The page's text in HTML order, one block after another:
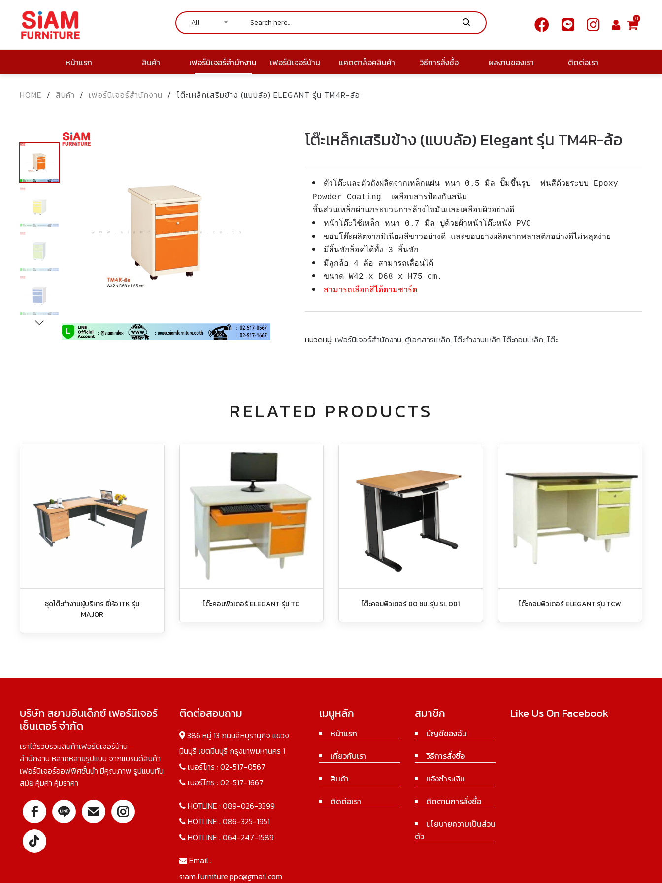
0
หน้าแรก สินค้า เฟอร์นิเจอร์สำนักงาน เฟอร์นิเจอร์บ้าน แคตตาล็อคสินค้า วิธีการสั่งซื้อ ผลงานของเรา ติดต่อเรา
HOME / สินค้า / เฟอร์นิเจอร์สำนักงาน / โต๊ะเหล็กเสริมข้าง (แบบล้อ) ELEGANT รุ่น TM4R-ล้อ
โต๊ะเหล็กเสริมข้าง (แบบล้อ) Elegant รุ่น TM4R-ล้อ
ตัวโต๊ะและตัวถังผลิตจากเหล็กแผ่น หนา 0.5 มิล ปั๊มขึ้นรูป พ่นสีด้วยระบบ Epoxy
Powder Coating เคลือบสารป้องกันสนิม
ชิ้นส่วนเหล็กผ่านกระบวนการล้างไขมันและเคลือบผิวอย่างดี
หน้าโต๊ะใช้เหล็ก หนา 0.7 มิล ปูด้วยผ้าหน้าโต๊ะหนัง PVC
ขอบโต๊ะผลิตจากมิเนียมสีขาวอย่างดี และขอบยางผลิตจากพลาสติกอย่างดีไม่หลุดง่าย
มีลิ้นชักล็อคได้ทั้ง 3 ลิ้นชัก
มีลูกล้อ 4 ล้อ สามารถเลื่อนได้
ขนาด W42 x D68 x H75 cm.
สามารถเลือกสีได้ตามชาร์ต
หมวดหมู่:เฟอร์นิเจอร์สำนักงาน,ตู้เอกสารเหล็ก, โต๊ะทำงานเหล็ก โต๊ะคอมเหล็ก, โต๊ะ
RELATED PRODUCTS
ชุดโต๊ะทำงานผู้บริหาร ยี่ห้อ ITK รุ่น
MAJOR
โต๊ะคอมพิวเตอร์ ELEGANT รุ่น TC โต๊ะคอมพิวเตอร์ 80 ซม. รุ่น SL 081 โต๊ะคอมพิวเตอร์ ELEGANT รุ่น TCW
บริษัท สยามอินเด็กซ์ เฟอร์นิเจอร์
เซ็นเตอร์ จำกัด
เราได้รวบรวมสินค้าเฟอร์นิเจอร์บ้าน –
สำนักงาน หลากหลายรูปแบบ จากแบรนด์สินค้า
เฟอร์นิเจอร์ออฟฟิศชั้นนำ มีคุณภาพ รูปแบบทัน
สมัย คุ้มค่า คุ้มราคา
ติดต่อสอบถาม
386 หมู่ 13 ถนนสีหบุรานุกิจ แขวง
มีนบุรี เขตมีนบุรี กรุงเทพมหานคร 1
เบอร์โทร : 02-517-0567
เบอร์โทร : 02-517-1667
HOTLINE : 089-026-3399
HOTLINE : 086-325-1951
HOTLINE : 064-247-1589
Email :
siam.furniture.ppc@gmail.com
เมนูหลัก
หน้าแรก
เกี่ยวกับเรา
สินค้า
ติดต่อเรา
สมาชิก
บัญชีของฉัน
วิธีการสั่งซื้อ
แจ้งชำระเงิน
ติดตามการสั่งซื้อ
นโยบายความเป็นส่วน
ตัว
Like Us On Facebook